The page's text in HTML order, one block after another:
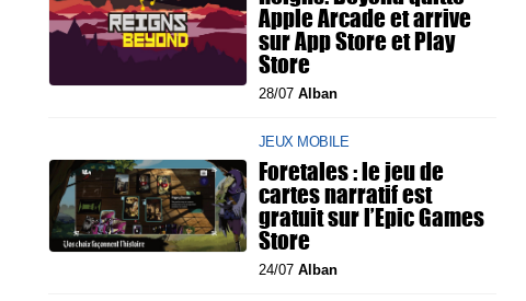
Apple Arcade et arrive
sur App Store et Play
Store
28/07 Alban
JEUX MOBILE
Foretales : le jeu de
cartes narratif est
gratuit sur l’Epic Games
Store
24/07 Alban